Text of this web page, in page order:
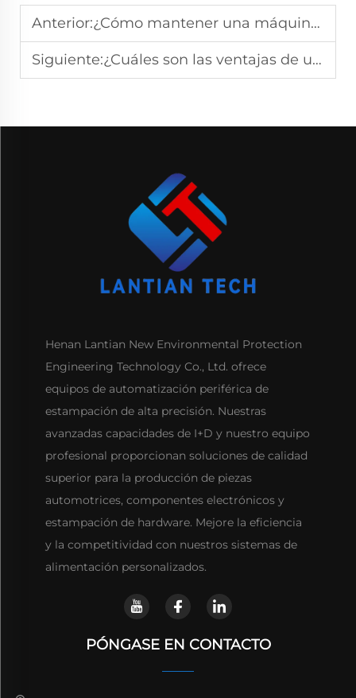
Anterior:¿Cómo mantener una máquina niveladora funcionando con un rendimiento óptimo?
Siguiente:¿Cuáles son las ventajas de usar una máquina CNC niveladora multirodillo?
Henan Lantian New Environmental Protection
Engineering Technology Co., Ltd. ofrece
equipos de automatización periférica de
estampación de alta precisión. Nuestras
avanzadas capacidades de I+D y nuestro equipo
profesional proporcionan soluciones de calidad
superior para la producción de piezas
automotrices, componentes electrónicos y
estampación de hardware. Mejore la eficiencia
y la competitividad con nuestros sistemas de
alimentación personalizados.
PÓNGASE EN CONTACTO